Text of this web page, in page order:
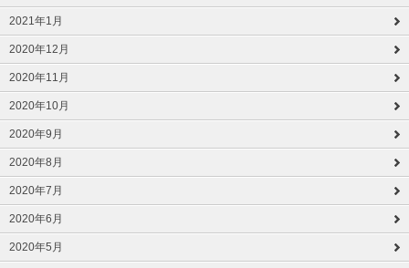
2021年1月
2020年12月
2020年11月
2020年10月
2020年9月
2020年8月
2020年7月
2020年6月
2020年5月